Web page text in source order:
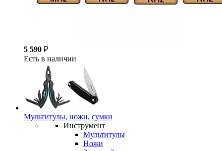
5 590 ₽
Есть в наличии
Мультитулы, ножи, сумки
Инструмент
Мультитулы
Ножи